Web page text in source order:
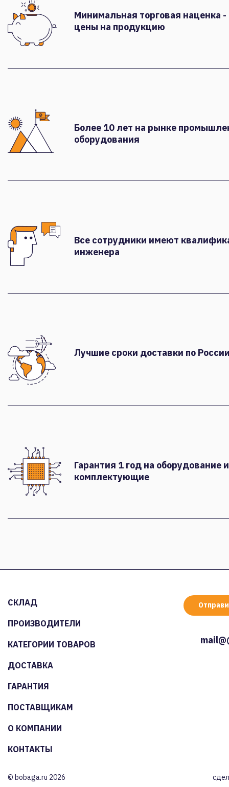
Минимальная торговая наценка
цены на продукцию
Более 10 лет на рынке
оборудования
Все сотрудники имеют
инженера
Лучшие сроки доставки по
Гарантия 1 год на оборудование и
комплектующие
СКЛАД
ПРОИЗВОДИТЕЛИ
КАТЕГОРИИ ТОВАРОВ
ДОСТАВКА
ГАРАНТИЯ
ПОСТАВЩИКАМ
О КОМПАНИИ
КОНТАКТЫ
© bobaga.ru 2026